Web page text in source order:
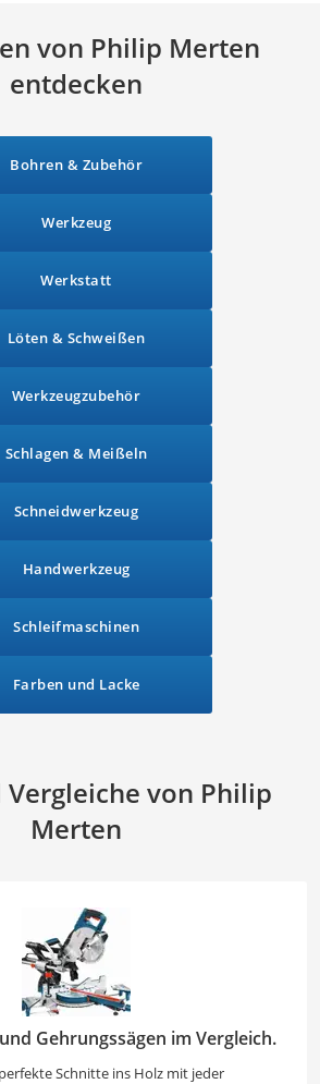
von Philip Merten
entdecken
Bohren & Zubehör
Werkzeug
Werkstatt
Löten & Schweißen
Werkzeugzubehör
Schlagen & Meißeln
Schneidwerkzeug
Handwerkzeug
Schleifmaschinen
Farben und Lacke
Vergleiche von Philip
Merten
Gehrungssägen im Vergleich.
Schnitte ins Holz mit jeder